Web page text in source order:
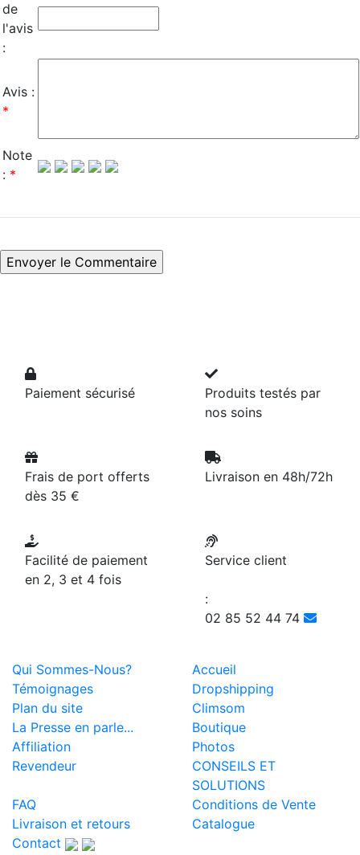
de
l'avis
:
Avis :
*
Note
: *
Paiement sécurisé
Produits testés par
nos soins
Frais de port offerts
dès 35 €
Livraison en 48h/72h
Facilité de paiement
en 2, 3 et 4 fois
Service client
:
02 85 52 44 74
Qui Sommes-Nous?
Accueil
Témoignages
Dropshipping
Plan du site
Climsom
La Presse en parle...
Boutique
Affiliation
Photos
Revendeur
CONSEILS ET
SOLUTIONS
FAQ
Conditions de Vente
Livraison et retours
Catalogue
Contact